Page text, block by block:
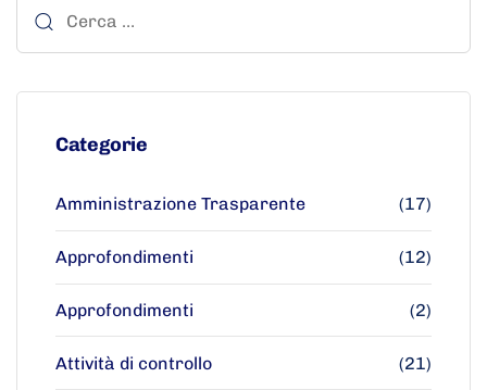
Categorie
Amministrazione Trasparente (17)
Approfondimenti (12)
Approfondimenti (2)
Attività di controllo (21)